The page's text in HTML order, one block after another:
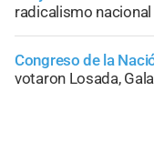
radicalismo
Congreso de la
votaron Losada,